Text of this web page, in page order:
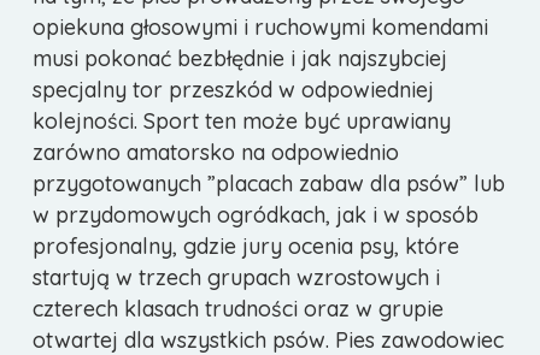
opiekuna głosowymi i ruchowymi komendami
musi pokonać bezbłędnie i jak najszybciej
specjalny tor przeszkód w odpowiedniej
kolejności. Sport ten może być uprawiany
zarówno amatorsko na odpowiednio
przygotowanych ”placach zabaw dla psów” lub
w przydomowych ogródkach, jak i w sposób
profesjonalny, gdzie jury ocenia psy, które
startują w trzech grupach wzrostowych i
czterech klasach trudności oraz w grupie
otwartej dla wszystkich psów. Pies zawodowiec